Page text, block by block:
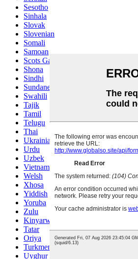
Sesotho
Sinhala
Slovak
Slovenian
Somali
Samoan
Scots Gaelic
Shona
Sindhi
Sundanese
Swahili
Tajik
Tamil
Telugu
Thai
Ukrainian
Urdu
Uzbek
Vietnamese
Welsh
Xhosa
Yiddish
Yoruba
Zulu
Kinyarwanda
Tatar
Oriya
Turkmen
Uyghur